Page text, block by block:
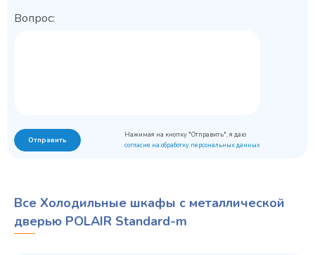
Вопрос:
Отправить
Нажимая на кнопку "Отправить", я даю
согласие на обработку персональных данных
Все Холодильные шкафы с металлической
дверью POLAIR Standard-m